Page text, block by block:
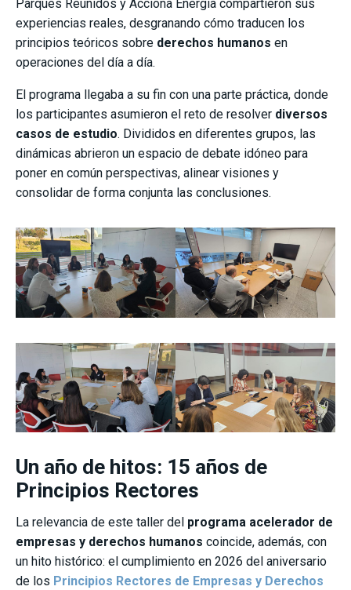
Parques Reunidos y Acciona Energía compartieron sus
experiencias reales, desgranando cómo traducen los
principios teóricos sobre derechos humanos en
operaciones del día a día.
El programa llegaba a su fin con una parte práctica, donde
los participantes asumieron el reto de resolver diversos
casos de estudio. Divididos en diferentes grupos, las
dinámicas abrieron un espacio de debate idóneo para
poner en común perspectivas, alinear visiones y
consolidar de forma conjunta las conclusiones.
Un año de hitos: 15 años de
Principios Rectores
La relevancia de este taller del programa acelerador de
empresas y derechos humanos coincide, además, con
un hito histórico: el cumplimiento en 2026 del aniversario
de los Principios Rectores de Empresas y Derechos